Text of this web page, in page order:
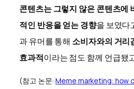
콘텐츠는 그렇지 않은 콘텐츠에
적인 반응을 얻는 경향을 보였다
과 유머를 통해 소비자와의 거리
효과적이라는 점도 함께 언급됐
(참고 논문:Meme marketing: how